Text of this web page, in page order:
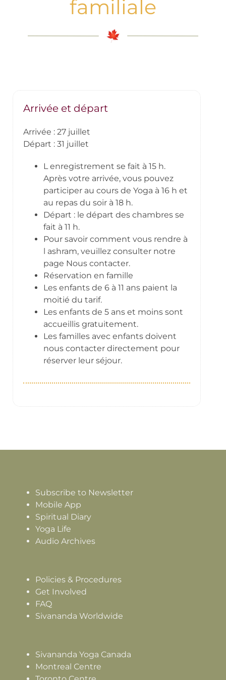
Contactez-nous
familiale
Arrivée et départ
Arrivée : 27 juillet
Départ : 31 juillet
L enregistrement se fait à 15 h.
Après votre arrivée, vous pouvez
participer au cours de Yoga à 16 h et
au repas du soir à 18 h.
Départ : le départ des chambres se
fait à 11 h.
Pour savoir comment vous rendre à
l ashram, veuillez consulter notre
page Nous contacter.
Réservation en famille
Les enfants de 6 à 11 ans paient la
moitié du tarif.
Les enfants de 5 ans et moins sont
accueillis gratuitement.
Les familles avec enfants doivent
nous contacter directement pour
réserver leur séjour.
Subscribe to Newsletter
Mobile App
Spiritual Diary
Yoga Life
Audio Archives
Policies & Procedures
Get Involved
FAQ
Sivananda Worldwide
Sivananda Yoga Canada
Montreal Centre